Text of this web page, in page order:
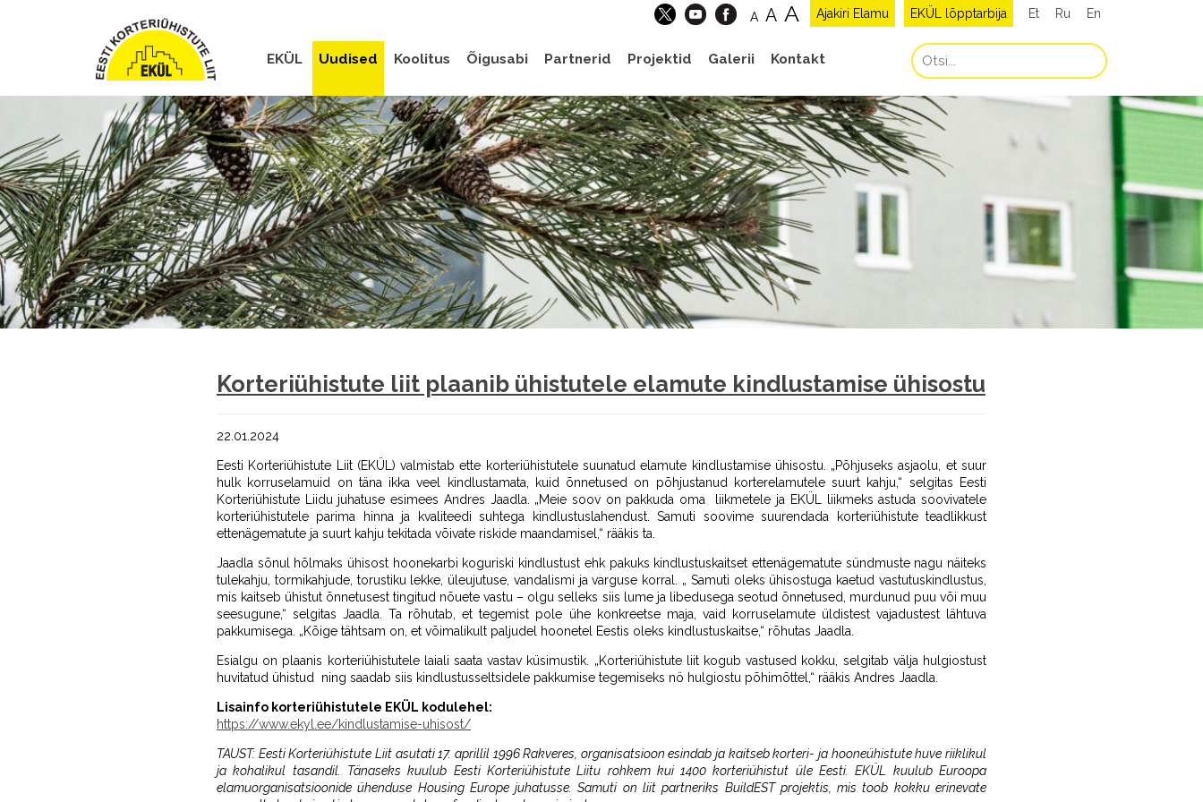
Et Ru En
EKÜL lõpptarbija
Ajakiri Elamu
A A A
EKÜL Uudised Koolitus Õigusabi Partnerid Projektid Galerii Kontakt
Korteriühistute liit plaanib ühistutele elamute kindlustamise ühisostu
22.01.2024
Eesti Korteriühistute Liit (EKÜL) valmistab ette korteriühistutele suunatud elamute kindlustamise ühisostu. „Põhjuseks asjaolu, et suur
hulk korruselamuid on täna ikka veel kindlustamata, kuid õnnetused on põhjustanud korterelamutele suurt kahju,“ selgitas Eesti
Korteriühistute Liidu juhatuse esimees Andres Jaadla. „Meie soov on pakkuda oma liikmetele ja EKÜL liikmeks astuda soovivatele
korteriühistutele parima hinna ja kvaliteedi suhtega kindlustuslahendust. Samuti soovime suurendada korteriühistute teadlikkust
ettenägematute ja suurt kahju tekitada võivate riskide maandamisel,“ rääkis ta.
Jaadla sõnul hõlmaks ühisost hoonekarbi koguriski kindlustust ehk pakuks kindlustuskaitset ettenägematute sündmuste nagu näiteks
tulekahju, tormikahjude, torustiku lekke, üleujutuse, vandalismi ja varguse korral. „ Samuti oleks ühisostuga kaetud vastutuskindlustus,
mis kaitseb ühistut õnnetusest tingitud nõuete vastu – olgu selleks siis lume ja libedusega seotud õnnetused, murdunud puu või muu
seesugune,“ selgitas Jaadla. Ta rõhutab, et tegemist pole ühe konkreetse maja, vaid korruselamute üldistest vajadustest lähtuva
pakkumisega. „Kõige tähtsam on, et võimalikult paljudel hoonetel Eestis oleks kindlustuskaitse,“ rõhutas Jaadla.
Esialgu on plaanis korteriühistutele laiali saata vastav küsimustik. „Korteriühistute liit kogub vastused kokku, selgitab välja hulgiostust
huvitatud ühistud ning saadab siis kindlustusseltsidele pakkumise tegemiseks nö hulgiostu põhimõttel,“ rääkis Andres Jaadla.
Lisainfo korteriühistutele EKÜL kodulehel:
https://www.ekyl.ee/kindlustamise-uhisost/
TAUST: Eesti Korteriühistute Liit asutati 17. aprillil 1996 Rakveres, organisatsioon esindab ja kaitseb korteri- ja hooneühistute huve riiklikul
ja kohalikul tasandil. Tänaseks kuulub Eesti Korteriühistute Liitu rohkem kui 1400 korteriühistut üle Eesti. EKÜL kuulub Euroopa
elamuorganisatsioonide ühenduse Housing Europe juhatusse. Samuti on liit partneriks BuildEST projektis, mis toob kokku erinevate